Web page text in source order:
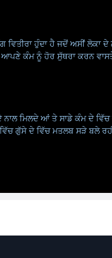
ਹੁੰਦਾ ਹੈ ਜਦੋਂ ਅਸੀਂ ਲੋਕਾ ਦੇ
ਕੰਮ ਨੂੰ ਹੋਰ ਸੁੱਥਰਾ ਕਰਨ
ਨਾਲ ਮਿਲਦੇ ਆਂ ਤੇ ਸਾਡੇ ਕੰਮ ਦੇ ਵਿੱਚ
ਗੁੱਸੇ ਦੇ ਵਿੱਚ ਮਤਲਬ ਸੜੇ ਬਲੇ